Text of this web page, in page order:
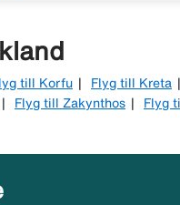
till Korfu Flyg till Kreta
Flyg till Zakynthos Flyg